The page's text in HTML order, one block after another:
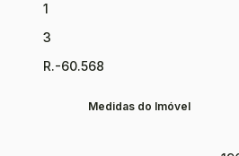
1
3
R.-60.568
Medidas do Imóvel